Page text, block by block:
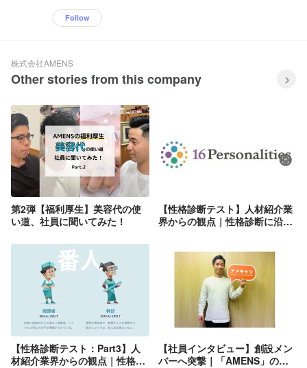
Follow
株式会社AMENS
Other stories from this company
第2弾【福利厚生】美容代の使
い道、社員に聞いてみた！
【性格診断テスト】人材紹介業
界からの観点｜性格診断に沿っ
【性格診断テスト：Part3】人
材紹介業界からの観点｜性格診
【社員インタビュー】創設メン
バーへ突撃｜「AMENS」の軌